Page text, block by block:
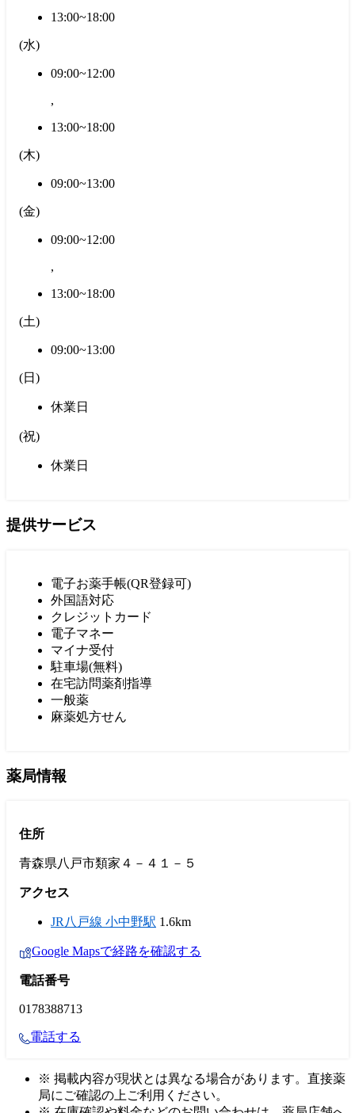
13:00~18:00
(水)
09:00~12:00
,
13:00~18:00
(木)
09:00~13:00
(金)
09:00~12:00
,
13:00~18:00
(土)
09:00~13:00
(日 )
休業日
(祝)
休業日
提供サービス
電子お薬手帳(QR登録可)
外国語対応
クレジットカード
電子マネー
マイナ受付
駐車場(無料)
在宅訪問薬剤指導
一般薬
麻薬処方せん
薬局情報
住所
青森県八戸市類家４－４１－５
アクセス
JR八戸線 小中野駅 1.6km
Google Mapsで経路を確認する
電話番号
0178388713
電話する
※ 掲載内容が現状とは異なる場合があります。直接薬
局にご確認の上ご利用ください。